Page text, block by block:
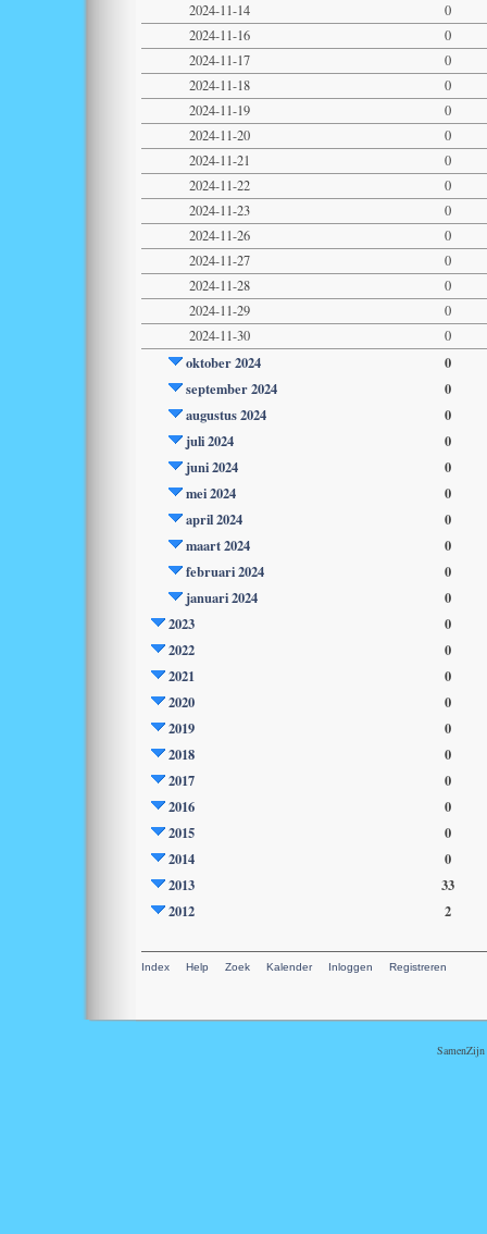
2024-11-14
0
2024-11-16
0
2024-11-17
0
2024-11-18
0
2024-11-19
0
2024-11-20
0
2024-11-21
0
2024-11-22
0
2024-11-23
0
2024-11-26
0
2024-11-27
0
2024-11-28
0
2024-11-29
0
2024-11-30
0
oktober 2024
0
september 2024
0
augustus 2024
0
juli 2024
0
juni 2024
0
mei 2024
0
april 2024
0
maart 2024
0
februari 2024
0
januari 2024
0
2023
0
2022
0
2021
0
2020
0
2019
0
2018
0
2017
0
2016
0
2015
0
2014
0
2013
33
2012
2
Index Help Zoek Kalender Inloggen Registreren